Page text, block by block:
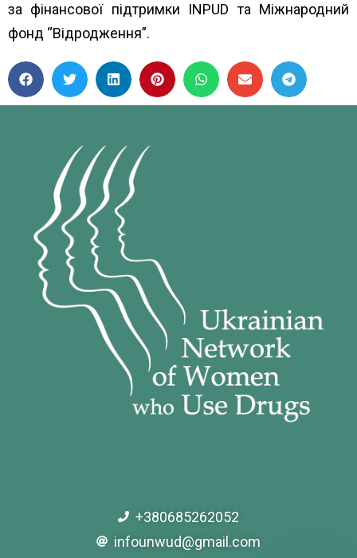
за фінансової підтримки INPUD та Міжнародний
фонд “Відродження”.
+380685262052
infounwud@gmail.com